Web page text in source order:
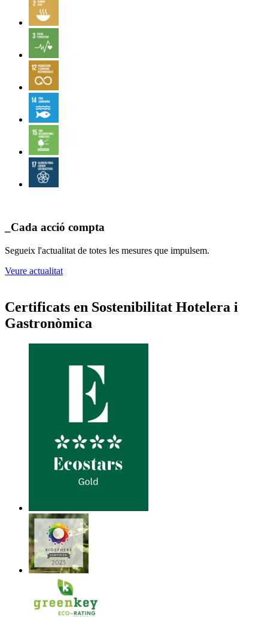
_Cada acció compta
Segueix l'actualitat de totes les mesures que impulsem.
Veure actualitat
Certificats en Sostenibilitat Hotelera i
Gastronòmica